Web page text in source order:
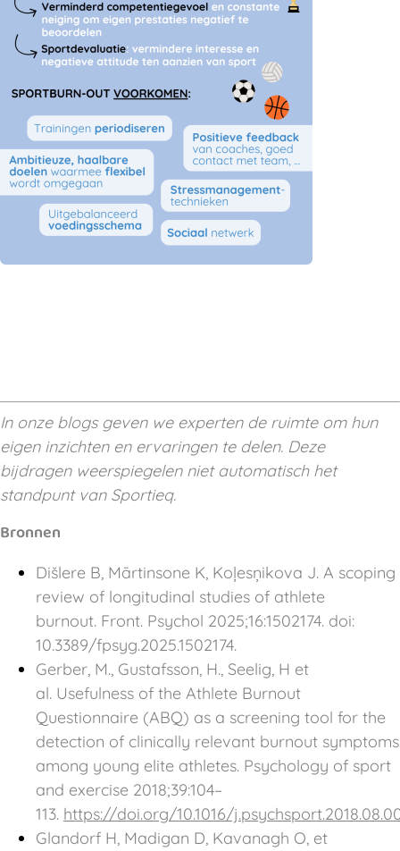
In onze blogs geven we experten de ruimte om hun
eigen inzichten en ervaringen te delen. Deze
bijdragen weerspiegelen niet automatisch het
standpunt van Sportieq.
Bronnen
Dišlere B, Mārtinsone K, Koļesņikova J. A scoping
review of longitudinal studies of athlete
burnout. Front. Psychol 2025;16:1502174. doi:
10.3389/fpsyg.2025.1502174.
Gerber, M., Gustafsson, H., Seelig, H et
al. Usefulness of the Athlete Burnout
Questionnaire (ABQ) as a screening tool for the
detection of clinically relevant burnout symptoms
among young elite athletes. Psychology of sport
and exercise 2018;39:104–
113. https://doi.org/10.1016/
Glandorf H, Madigan D, Kavanagh O, et